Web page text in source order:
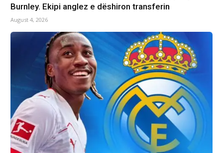
Burnley. Ekipi anglez e dëshiron transferin
August 4, 2026